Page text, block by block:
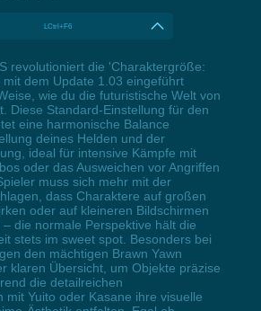
LCtrl+F6
revolutioniert die 'Charaktergröße:
dem Update 1.03 eingeführt
wie du die futuristische Welt von
Diese Standard-Einstellung für den
eine harmonische Balance
deines Helden und der
ideal für intensive Kämpfe mit
oder das Ausweichen vor Angriffen
muss sich mehr mit der
dass Charaktere auf großen
oder auf kleineren Bildschirmen
die normale Perspektive hält die
stets im sweet spot. Besonders bei
den mächtigen Brawn Yawn
klaren Übersicht, um Objekte präzise
die detailreichen
mit Yuito oder Kasane ihre visuelle